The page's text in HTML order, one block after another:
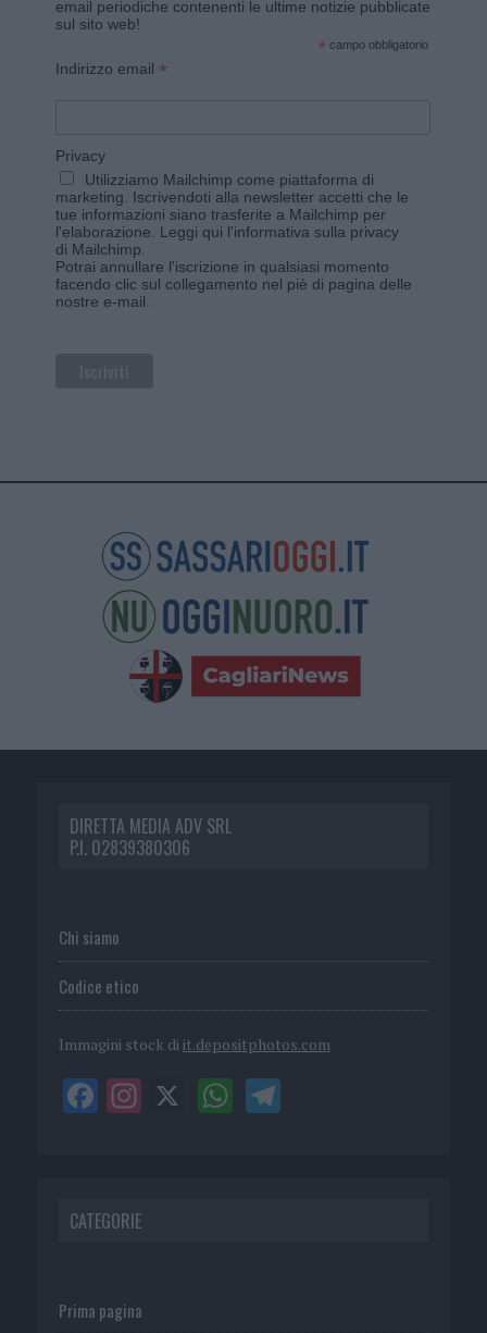
email periodiche contenenti le ultime notizie pubblicate
sul sito web!
* campo obbligatorio
Indirizzo email *
Privacy
Utilizziamo Mailchimp come piattaforma di
marketing. Iscrivendoti alla newsletter accetti che le
tue informazioni siano trasferite a Mailchimp per
l'elaborazione. Leggi qui l'informativa sulla privacy
di Mailchimp
Potrai annullare l'iscrizione in qualsiasi momento
facendo clic sul collegamento nel piè di pagina delle
nostre e-mail.
DIRETTA MEDIA ADV SRL
P.I. 02839380306
Chi siamo
Codice etico
Immagini stock di it.depositphotos.com
CATEGORIE
Prima pagina